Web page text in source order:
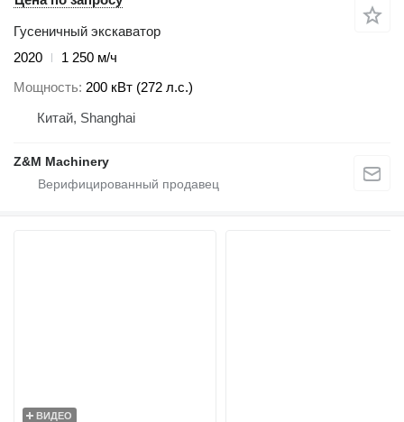
Гусеничный экскаватор
2020
1 250 м/ч
Мощность 200 кВт (272 л.с.)
Китай, Shanghai
Z&M Machinery
ВИДЕО